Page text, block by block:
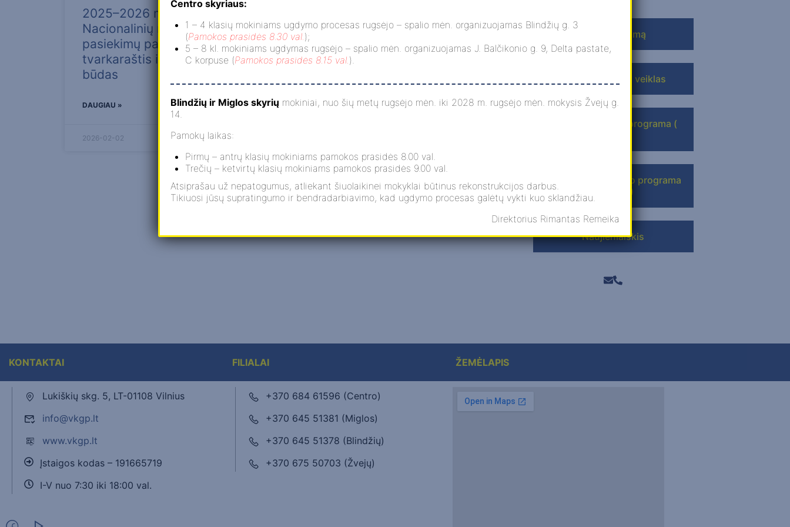
2025–2026 mokslo metų
Nacionalinių mokinių
pasiekimų patikrinimų
tvarkaraštis ir vykdymo
būdas
DAUGIAU »
2026-02-02
mokėsi būti bendruomenės
dalimi
« Atgal 1 2 3 4 5 Tolyn»
Apie programą
Apie programos veiklas
Pradinio ugdymo programa (
Pagrindinio ugdymo programa
( IB MYP)
Naujienlaiškis
KONTAKTAI FILIALAI ŽEMĖLAPIS
Lukiškių skg. 5, LT-01108 Vilnius
info@vkgp.lt
www.vkgp.lt
Įstaigos kodas – 191665719
I-V nuo 7:30 iki 18:00 val.
+370 684 61596 (Centro)
+370 645 51381 (Miglos)
+370 645 51378 (Blindžių)
+370 675 50703 (Žvejų)
Centro skyriaus:
1 – 4 klasių mokiniams ugdymo procesas rugsėjo – spalio mėn. organizuojamas Blindžių g. 3
(Pamokos prasidės 8.30 val.);
5 – 8 kl. mokiniams ugdymas rugsėjo – spalio mėn. organizuojamas J. Balčikonio g. 9, Delta pastate,
C korpuse (Pamokos prasidės 8.15 val.).
Blindžių ir Miglos skyrių mokiniai, nuo šių metų rugsėjo mėn. iki 2028 m. rugsėjo mėn. mokysis Žvejų g.
14.
Pamokų laikas:
Pirmų – antrų klasių mokiniams pamokos prasidės 8.00 val.
Trečių – ketvirtų klasių mokiniams pamokos prasidės 9.00 val.
Atsiprašau už nepatogumus, atliekant šiuolaikinei mokyklai būtinus rekonstrukcijos darbus.
Tikiuosi jūsų supratingumo ir bendradarbiavimo, kad ugdymo procesas galėtų vykti kuo sklandžiau.
Direktorius Rimantas Remeika